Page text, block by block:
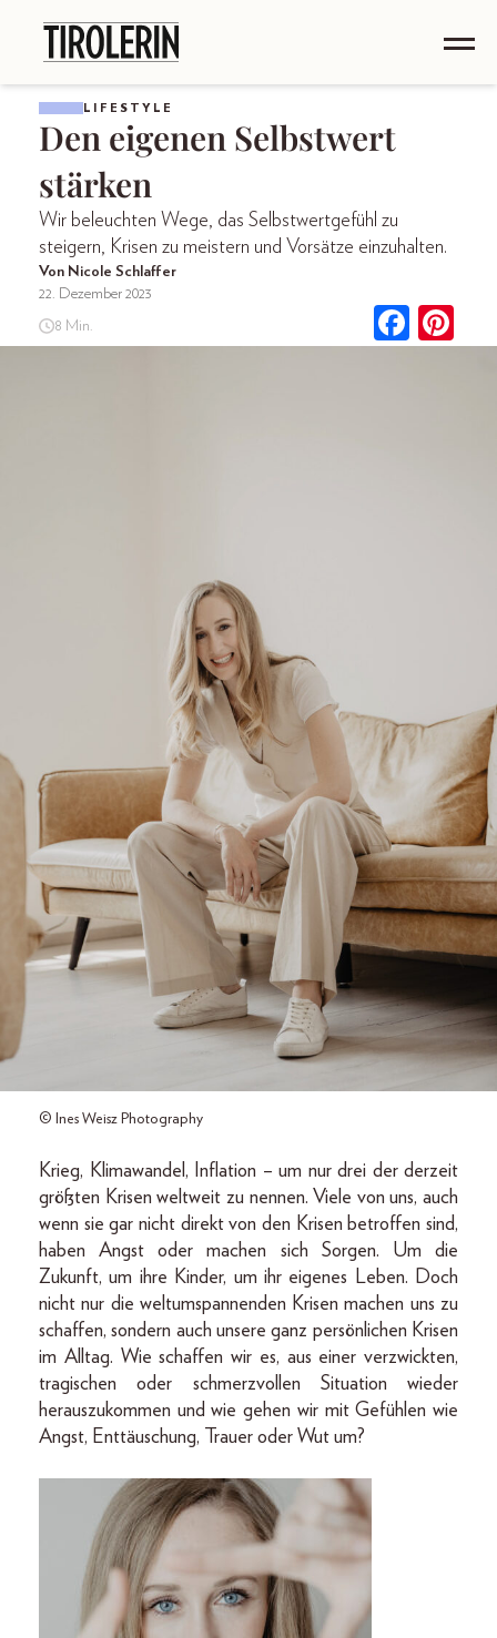
LIFESTYLE
Den eigenen Selbstwert
stärken
Wir beleuchten Wege, das Selbstwertgefühl zu
steigern, Krisen zu meistern und Vorsätze einzuhalten.
Von Nicole Schlaffer
22. Dezember 2023
8 Min.
© Ines Weisz Photography
Krieg, Klimawandel, Inflation – um nur drei der derzeit
größten Krisen weltweit zu nennen. Viele von uns, auch
wenn sie gar nicht direkt von den Krisen betroffen sind,
haben Angst oder machen sich Sorgen. Um die
Zukunft, um ihre Kinder, um ihr eigenes Leben. Doch
nicht nur die welt­umspannenden Krisen machen uns zu
schaffen, sondern auch unsere ganz persönlichen Krisen
im Alltag. Wie schaffen wir es, aus einer verzwickten,
tragischen oder schmerzvollen Situation wieder
herauszukommen und wie gehen wir mit Gefühlen wie
Angst, Enttäuschung, Trauer oder Wut um?